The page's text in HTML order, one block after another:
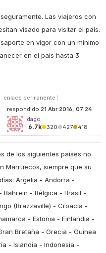
Las viajeros con
visado para visitar el país.
en vigor con un mínimo
en el país hasta 3
enlace permanente
respondido 21 Abr 2016, 07:24
dago
6.7k●320●427●418
de los siguientes países no
Marruecos, siempre que su
Argelia - Andorra -
- Bélgica - Brasil -
(Brazzaville) - Croacia -
- Estonia - Finlandia -
Bretaña - Grecia - Guinea
- Islandia - Indonesia -